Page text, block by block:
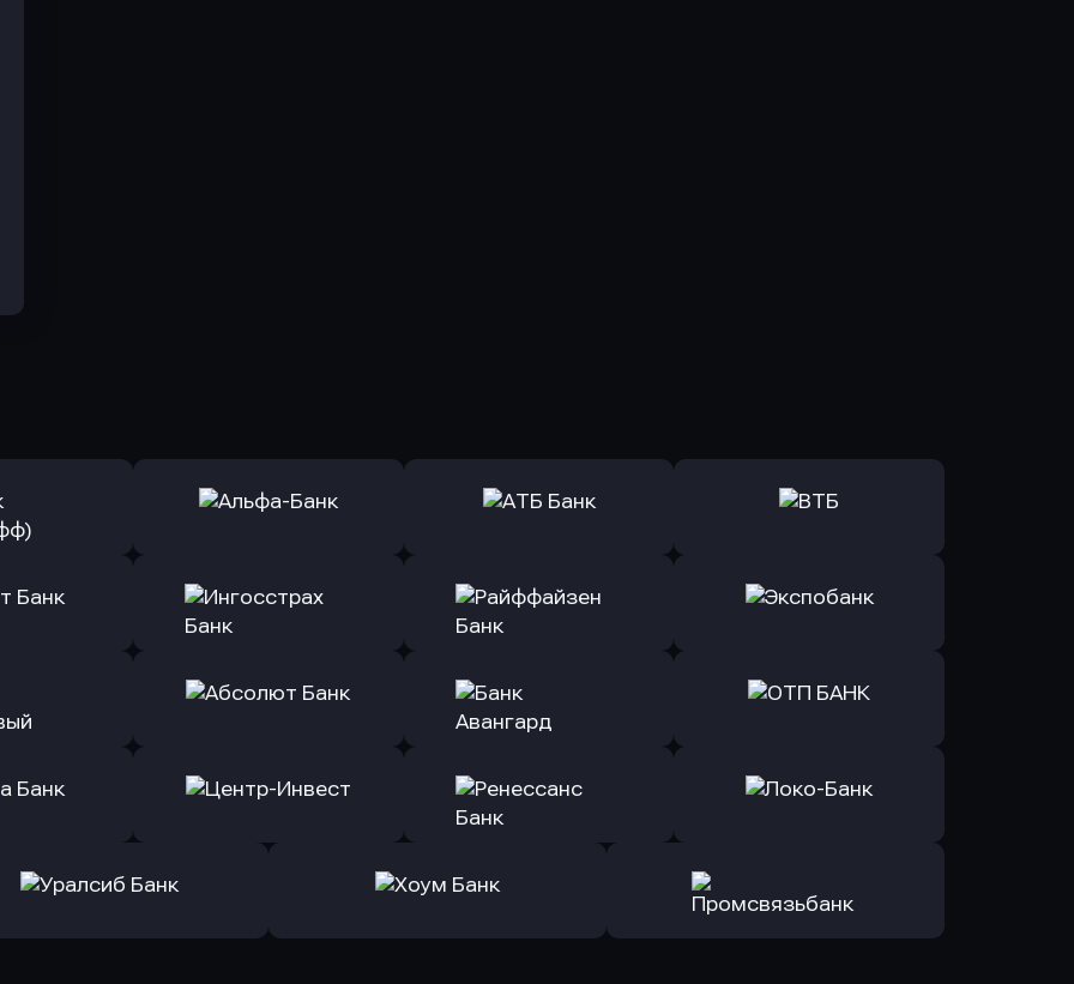
заявку
Оправить заявку
в Альфа-Банк
Оправить заявку
в АТБ Банк
Оправить заявку
заявку
Банк
Оправить заявку
Оправить заявку
в Райффайзен Банк
Оправить заявку
заявку
Оправить заявку
Оправить заявку
в Банк Авангард
Оправить заявку
заявку
Оправить заявку
в Локо-Банк